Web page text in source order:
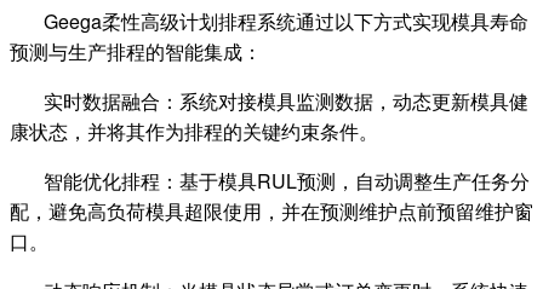
Geega柔性高级计划排程系统通过以下方式实现模具寿命
预测与生产排程的智能集成：
实时数据融合：系统对接模具监测数据，动态更新模具健
康状态，并将其作为排程的关键约束条件。
智能优化排程：基于模具RUL预测，自动调整生产任务分
配，避免高负荷模具超限使用，并在预测维护点前预留维护窗
口。